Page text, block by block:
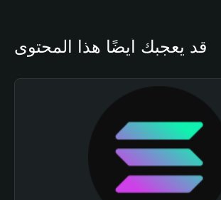
قد يعجبك أيضًا هذا المحتوى